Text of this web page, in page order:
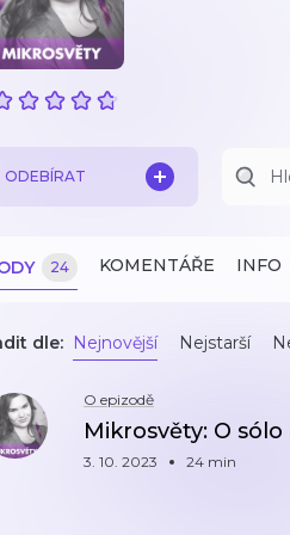
ODEBÍRAT
24 KOMENTÁŘE INFO
dle: Nejnovější Nejstarší
O epizodě
Mikrosvěty: O
3. 10. 2023 24 min